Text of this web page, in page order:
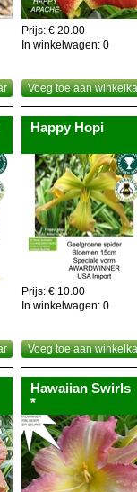
gewoon op,kwestie van
Prijs: € 20.00
In winkelwagen: 0
Voeg toe aan
Happy Hopi
Prijs: € 10.00
In winkelwagen: 0
Voeg toe aan
Hawaiian Swirls
*